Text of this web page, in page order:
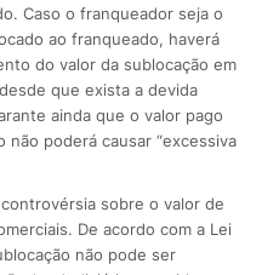
Caso o franqueador seja o
ao franqueado, haverá
do valor da sublocação em
que exista a devida
ainda que o valor pago
poderá causar “excessiva
sobre o valor de
De acordo com a Lei
não pode ser